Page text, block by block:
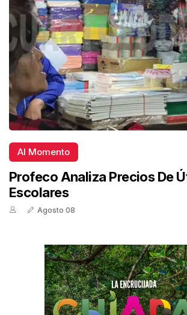
Al Momento
Profeco Analiza Precios De
Escolares
Agosto 08